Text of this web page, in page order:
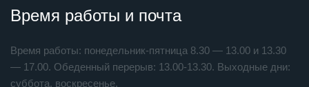
Время работы и почта
Время работы: понедельник-пятница 8.30 — 13.00 и 13.30
— 17.00. Обеденный перерыв: 13.00-13.30. Выходные дни:
суббота, воскресенье.